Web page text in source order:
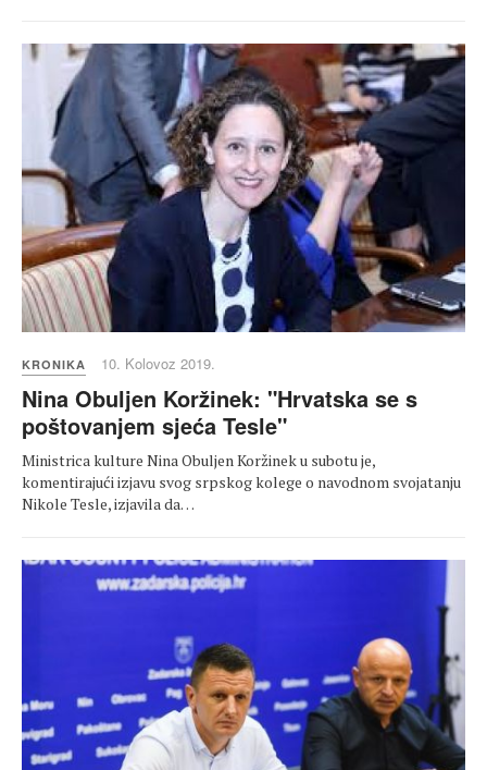
KRONIKA 10. Kolovoz 2019.
Nina Obuljen Koržinek: "Hrvatska se s
poštovanjem sjeća Tesle"
Ministrica kulture Nina Obuljen Koržinek u subotu je,
komentirajući izjavu svog srpskog kolege o navodnom svojatanju
Nikole Tesle, izjavila da…